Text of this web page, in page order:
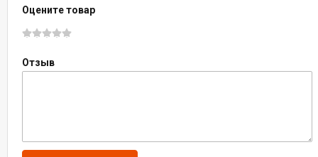
Оцените товар
Отзыв